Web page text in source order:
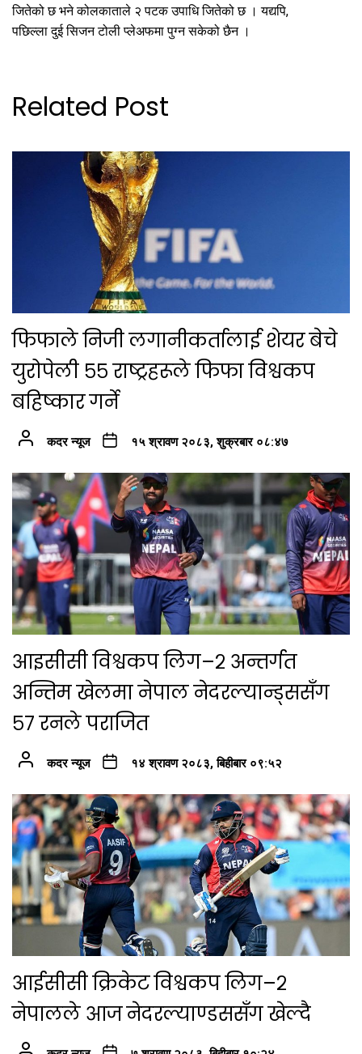
जितेको छ भने कोलकाताले २ पटक उपाधि जितेको छ । यद्यपि,
पछिल्ला दुई सिजन टोली प्लेअफमा पुग्न सकेको छैन ।
Related Post
फिफाले निजी लगानीकर्तालाई शेयर बेचे
युरोपेली ५५ राष्ट्रहरूले फिफा विश्वकप
बहिष्कार गर्ने
कदर न्यूज १५ श्रावण २०८३, शुक्रबार ०८:४७
आइसीसी विश्वकप लिग–२ अन्तर्गत
अन्तिम खेलमा नेपाल नेदरल्यान्ड्ससँग
५७ रनले पराजित
कदर न्यूज १४ श्रावण २०८३, बिहीबार ०९:५२
आईसीसी क्रिकेट विश्वकप लिग–२
नेपालले आज नेदरल्याण्डससँग खेल्दै